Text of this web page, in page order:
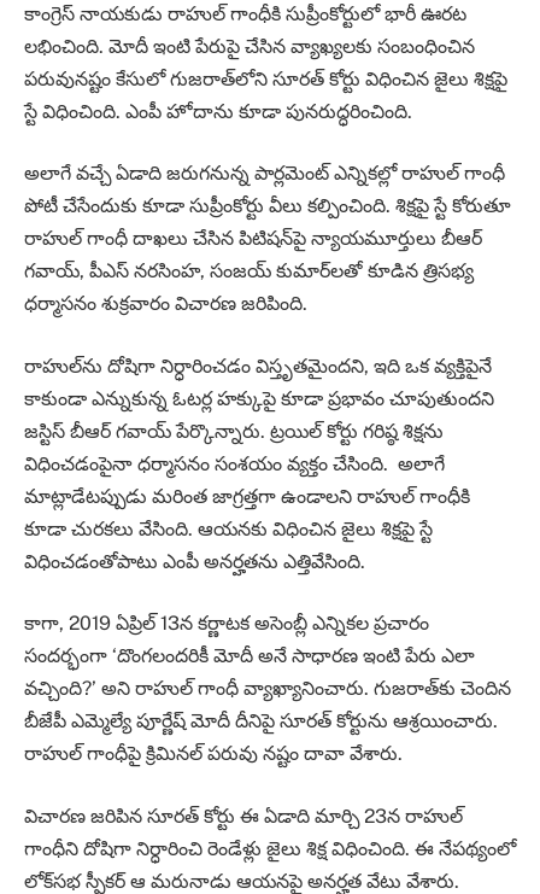
కాంగ్రెస్‌ నాయకుడు రాహుల్‌ గాంధీకి సుప్రీంకోర్టులో భారీ ఊరట
లభించింది. మోదీ ఇంటి పేరుపై చేసిన వ్యాఖ్యలకు సంబంధించిన
పరువునష్టం కేసులో గుజరాత్‌లోని సూరత్‌ కోర్టు విధించిన జైలు శిక్షపై
స్టే విధించింది. ఎంపీ హోదాను కూడా పునరుద్ధరించింది.
అలాగే వచ్చే ఏడాది జరుగనున్న పార్లమెంట్‌ ఎన్నికల్లో రాహుల్‌ గాంధీ
పోటీ చేసేందుకు కూడా సుప్రీంకోర్టు వీలు కల్పించింది. శిక్షపై స్టే కోరుతూ
రాహుల్‌ గాంధీ దాఖలు చేసిన పిటిషన్‌పై న్యాయమూర్తులు బీఆర్‌
గవాయ్‌, పీఎస్‌ నరసింహ, సంజయ్‌ కుమార్‌లతో కూడిన త్రిసభ్య
ధర్మాసనం శుక్రవారం విచారణ జరిపింది.
రాహుల్‌ను దోషిగా నిర్ధారించడం విస్తృతమైందని, ఇది ఒక వ్యక్తిపైనే
కాకుండా ఎన్నుకున్న ఓటర్ల హక్కుపై కూడా ప్రభావం చూపుతుందని
జస్టిస్‌ బీఆర్‌ గవాయ్‌ పేర్కొన్నారు. ట్రయిల్‌ కోర్టు గరిష్ఠ శిక్షను
విధించడంపైనా ధర్మాసనం సంశయం వ్యక్తం చేసింది. అలాగే
మాట్లాడేటప్పుడు మరింత జాగ్రత్తగా ఉండాలని రాహుల్‌ గాంధీకి
కూడా చురకలు వేసింది. ఆయనకు విధించిన జైలు శిక్షపై స్టే
విధించడంతోపాటు ఎంపీ అనర్హతను ఎత్తివేసింది.
కాగా, 2019 ఏప్రిల్‌ 13న కర్ణాటక అసెంబ్లీ ఎన్నికల ప్రచారం
సందర్భంగా ‘దొంగలందరికీ మోదీ అనే సాధారణ ఇంటి పేరు ఎలా
వచ్చింది?’ అని రాహుల్‌ గాంధీ వ్యాఖ్యానించారు. గుజరాత్‌కు చెందిన
బీజేపీ ఎమ్మెల్యే పూర్ణేష్ మోదీ దీనిపై సూరత్‌ కోర్టును ఆశ్రయించారు.
రాహుల్‌ గాంధీపై క్రిమినల్ పరువు నష్టం దావా వేశారు.
విచారణ జరిపిన సూరత్‌ కోర్టు ఈ ఏడాది మార్చి 23న రాహుల్‌
గాంధీని దోషిగా నిర్ధారించి రెండేళ్లు జైలు శిక్ష విధించింది. ఈ నేపథ్యంలో
లోక్‌సభ స్పీకర్‌ ఆ మరునాడు ఆయనపై అనర్హత వేటు వేశారు.